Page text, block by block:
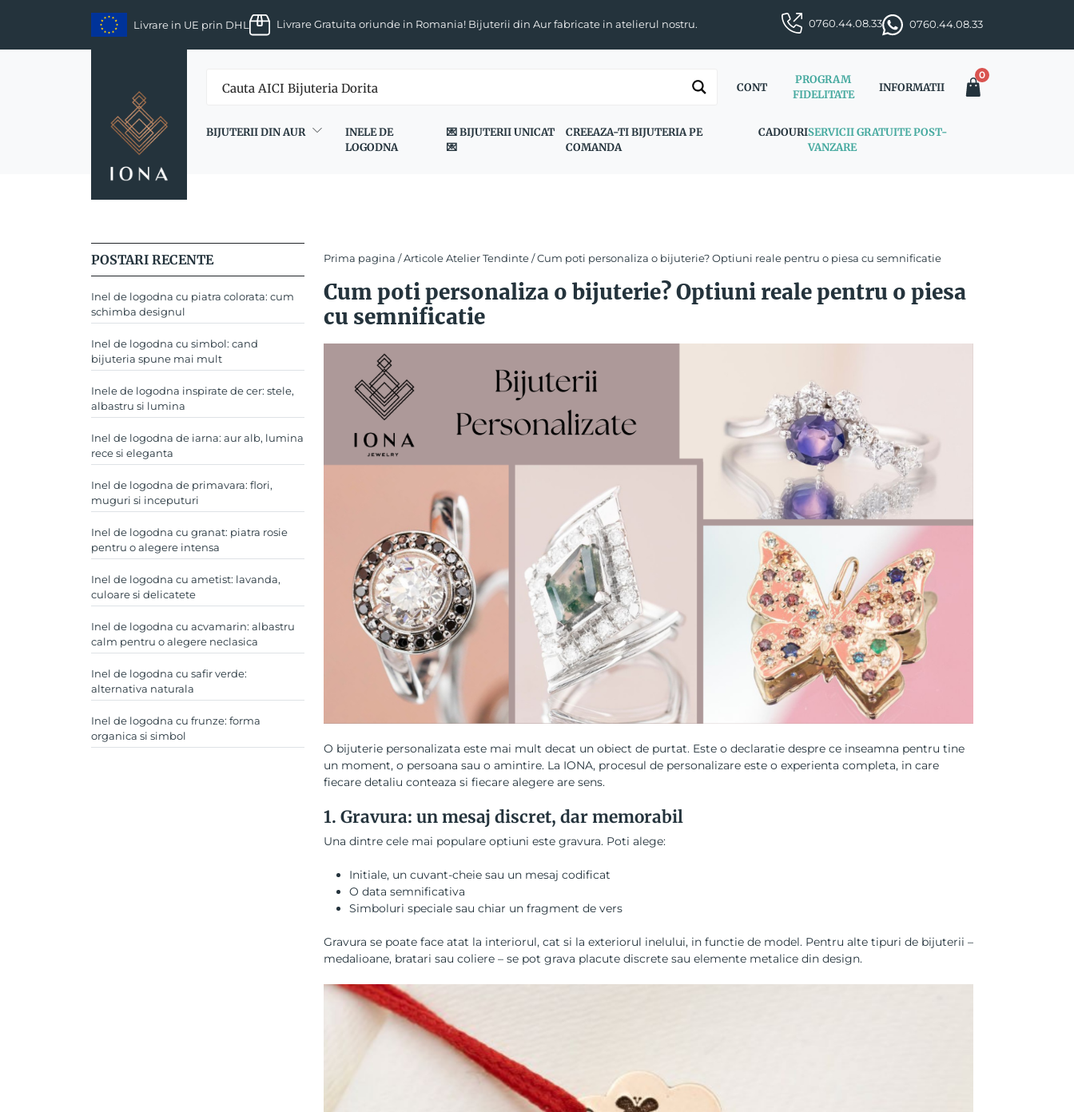
content
Livrare in UE prin DHL Livrare Gratuita oriunde in Romania! Bijuterii din Aur fabricate in atelierul nostru. 0760.44.08.33 0760.44.08.33
CONT
PROGRAM
FIDELITATE
INFORMATII
0
BIJUTERII DIN AUR
INELE DE
LOGODNA
💌 BIJUTERII UNICAT
💌
CREEAZA-TI BIJUTERIA PE
COMANDA
CADOURISERVICII GRATUITE POST-
VANZARE
POSTARI RECENTE
Inel de logodna cu piatra colorata: cum
schimba designul
Inel de logodna cu simbol: cand
bijuteria spune mai mult
Inele de logodna inspirate de cer: stele,
albastru si lumina
Inel de logodna de iarna: aur alb, lumina
rece si eleganta
Inel de logodna de primavara: flori,
muguri si inceputuri
Inel de logodna cu granat: piatra rosie
pentru o alegere intensa
Inel de logodna cu ametist: lavanda,
culoare si delicatete
Inel de logodna cu acvamarin: albastru
calm pentru o alegere neclasica
Inel de logodna cu safir verde:
alternativa naturala
Inel de logodna cu frunze: forma
organica si simbol
Prima pagina /Articole Atelier Tendinte/ Cum poti personaliza o bijuterie? Optiuni reale pentru o piesa cu semnificatie
Cum poti personaliza o bijuterie? Optiuni reale pentru o piesa
cu semnificatie
O bijuterie personalizata este mai mult decat un obiect de purtat. Este o declaratie despre ce inseamna pentru tine
un moment, o persoana sau o amintire. La IONA, procesul de personalizare este o experienta completa, in care
fiecare detaliu conteaza si fiecare alegere are sens.
1. Gravura: un mesaj discret, dar memorabil
Una dintre cele mai populare optiuni este gravura. Poti alege:
Initiale, un cuvant-cheie sau un mesaj codificat
O data semnificativa
Simboluri speciale sau chiar un fragment de vers
Gravura se poate face atat la interiorul, cat si la exteriorul inelului, in functie de model. Pentru alte tipuri de bijuterii –
medalioane, bratari sau coliere – se pot grava placute discrete sau elemente metalice din design.